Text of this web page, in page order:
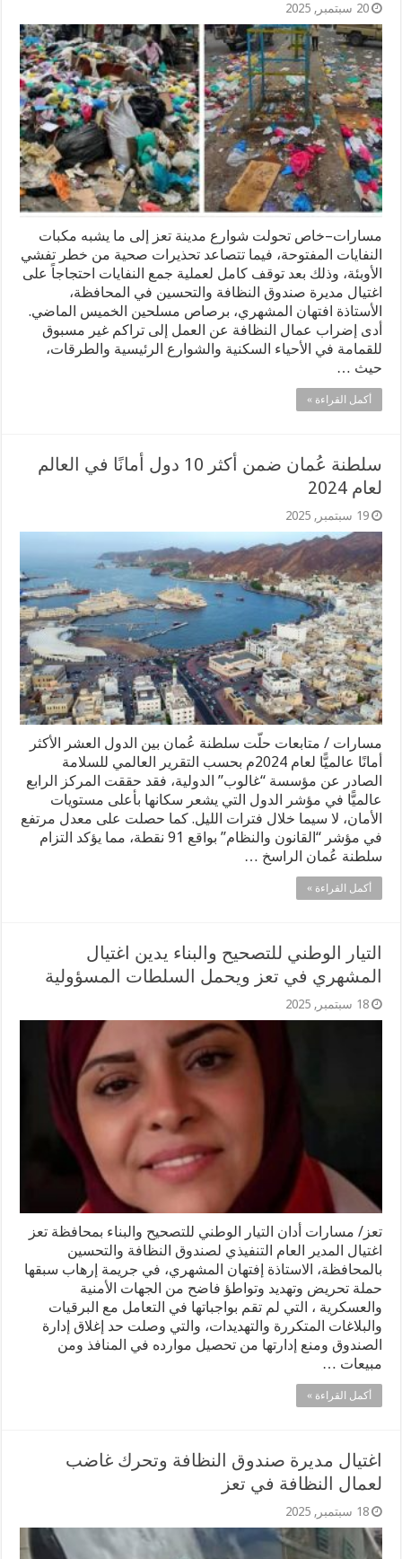
20 سبتمبر, 2025
مسارات–خاص تحولت شوارع مدينة تعز إلى ما يشبه مكبات
النفايات المفتوحة، فيما تتصاعد تحذيرات صحية من خطر تفشي
الأوبئة، وذلك بعد توقف كامل لعملية جمع النفايات احتجاجاً على
اغتيال مديرة صندوق النظافة والتحسين في المحافظة،
الأستاذة افتهان المشهري، برصاص مسلحين الخميس الماضي.
أدى إضراب عمال النظافة عن العمل إلى تراكم غير مسبوق
للقمامة في الأحياء السكنية والشوارع الرئيسية والطرقات،
حيث …
أكمل القراءة »
سلطنة عُمان ضمن أكثر 10 دول أمانًا في العالم
لعام 2024
19 سبتمبر, 2025
مسارات / متابعات حلّت سلطنة عُمان بين الدول العشر الأكثر
أمانًا عالميًّا لعام 2024م بحسب التقرير العالمي للسلامة
الصادر عن مؤسسة “غالوب” الدولية، فقد حققت المركز الرابع
عالميًّا في مؤشر الدول التي يشعر سكانها بأعلى مستويات
الأمان، لا سيما خلال فترات الليل. كما حصلت على معدل مرتفع
في مؤشر “القانون والنظام” بواقع 91 نقطة، مما يؤكد التزام
سلطنة عُمان الراسخ …
أكمل القراءة »
التيار الوطني للتصحيح والبناء يدين اغتيال
المشهري في تعز ويحمل السلطات المسؤولية
18 سبتمبر, 2025
تعز/ مسارات أدان التيار الوطني للتصحيح والبناء بمحافظة تعز
اغتيال المدير العام التنفيذي لصندوق النظافة والتحسين
بالمحافظة، الاستاذة إفتهان المشهري، في جريمة إرهاب سبقها
حملة تحريض وتهديد وتواطؤ فاضح من الجهات الأمنية
والعسكرية ، التي لم تقم بواجباتها في التعامل مع البرقيات
والبلاغات المتكررة والتهديدات، والتي وصلت حد إغلاق إدارة
الصندوق ومنع إدارتها من تحصيل موارده في المنافذ ومن
مبيعات …
أكمل القراءة »
اغتيال مديرة صندوق النظافة وتحرك غاضب
لعمال النظافة في تعز
18 سبتمبر, 2025